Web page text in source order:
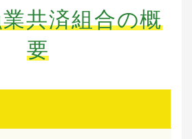
お問い合わせ
共済組合の概
要